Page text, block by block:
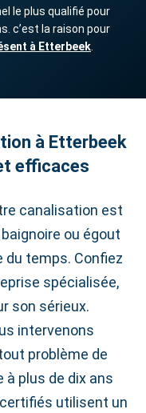
le plus qualifié pour
c’est la raison pour
à Etterbeek
à Etterbeek
efficaces
canalisation est
baignoire ou égout
du temps. Confiez
spécialisée,
son sérieux.
intervenons
problème de
à plus de dix ans
utilisent un